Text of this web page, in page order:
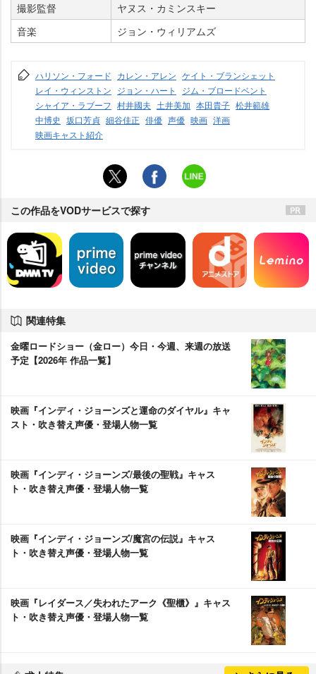
撮影監督
ヤヌス・カミンスキー
音楽
ジョン・ウィリアムズ
ハリソン・フォード カレン・アレン ケイト・ブランシェット
レイ・ウィンストン ジョン・ハート
ジム・ブロードベント
シャイア・ラブーフ 村井國夫 土井美加 本田貴子 松井範雄
中博史 坂口芳貞 細谷佳正 俳優 声優 映画 洋画
映画キャスト紹介
この作品をVODサービスで探す
関連特集
金曜ロードショー（金ロー）今日・今週、来週の放送
予定【2026年 作品一覧】
映画『インディ・ジョーンズと運命のダイヤル』キャ
スト・吹き替え声優・登場人物一覧
映画『インディ・ジョーンズ/最後の聖戦』キャス
ト・吹き替え声優・登場人物一覧
映画『インディ・ジョーンズ/魔宮の伝説』キャス
ト・吹き替え声優・登場人物一覧
映画『レイダース／失われたアーク《聖櫃》』キャス
ト・吹き替え声優・登場人物一覧